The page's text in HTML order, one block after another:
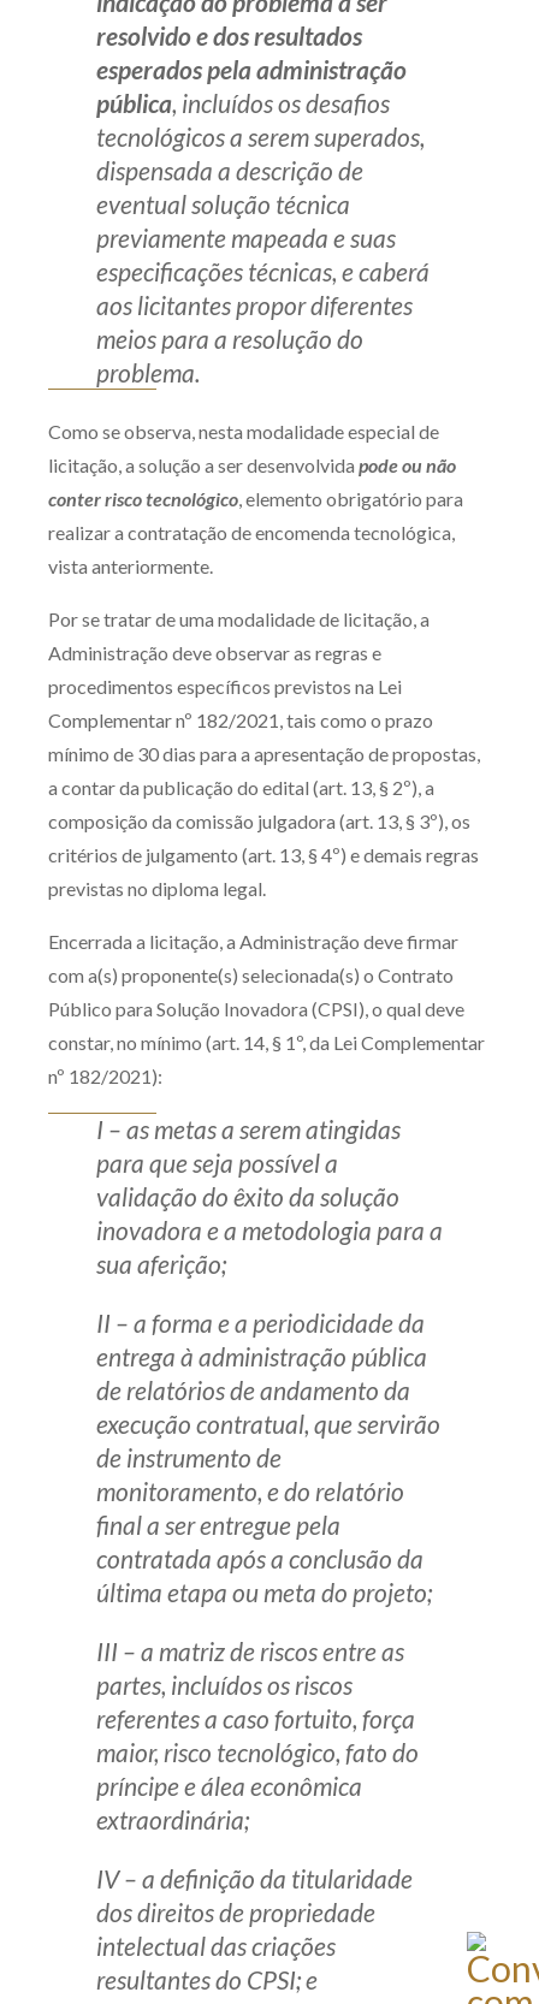
resolvido e dos resultados
esperados pela administração
pública, incluídos os desafios
tecnológicos a serem superados,
dispensada a descrição de
eventual solução técnica
previamente mapeada e suas
especificações técnicas, e caberá
aos licitantes propor diferentes
meios para a resolução do
problema.
Como se observa, nesta modalidade especial de
licitação, a solução a ser desenvolvida pode ou não
conter risco tecnológico, elemento obrigatório para
realizar a contratação de encomenda tecnológica,
vista anteriormente.
Por se tratar de uma modalidade de licitação, a
Administração deve observar as regras e
procedimentos específicos previstos na Lei
Complementar nº 182/2021, tais como o prazo
mínimo de 30 dias para a apresentação de propostas,
a contar da publicação do edital (art. 13, § 2º), a
composição da comissão julgadora (art. 13, § 3º), os
critérios de julgamento (art. 13, § 4º) e demais regras
previstas no diploma legal.
Encerrada a licitação, a Administração deve firmar
com a(s) proponente(s) selecionada(s) o Contrato
Público para Solução Inovadora (CPSI), o qual deve
constar, no mínimo (art. 14, § 1º, da Lei Complementar
nº 182/2021):
I – as metas a serem atingidas
para que seja possível a
validação do êxito da solução
inovadora e a metodologia para a
sua aferição;
II – a forma e a periodicidade da
entrega à administração pública
de relatórios de andamento da
execução contratual, que servirão
de instrumento de
monitoramento, e do relatório
final a ser entregue pela
contratada após a conclusão da
última etapa ou meta do projeto;
III – a matriz de riscos entre as
partes, incluídos os riscos
referentes a caso fortuito, força
maior, risco tecnológico, fato do
príncipe e álea econômica
extraordinária;
IV – a definição da titularidade
dos direitos de propriedade
intelectual das criações
resultantes do CPSI; e